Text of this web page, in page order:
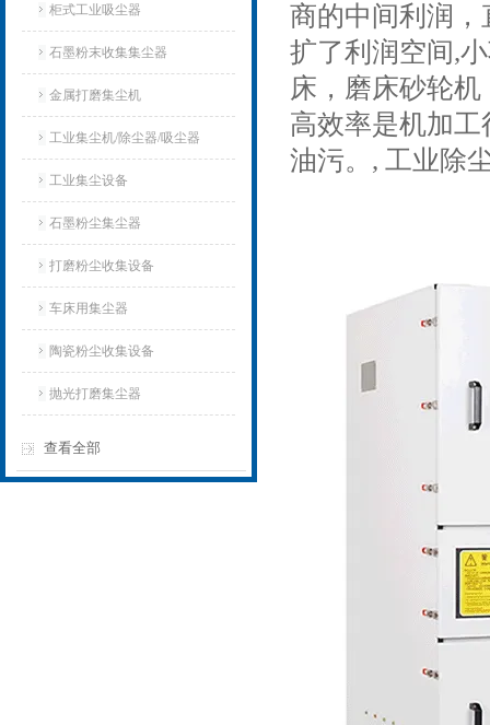
柜式工业吸尘器
石墨粉末收集集尘器
金属打磨集尘机
工业集尘机/除尘器/吸尘器
工业集尘设备
石墨粉尘集尘器
打磨粉尘收集设备
车床用集尘器
陶瓷粉尘收集设备
抛光打磨集尘器
查看全部
商的中间利润
扩了利润空间,
床，磨床砂轮
高效率是机加
油污。, 工业除